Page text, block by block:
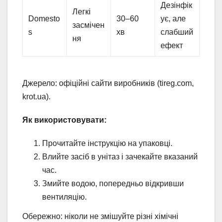
Domesto
s
Легкі
засмічен
ня
30–60
хв
Дезінфік
ує, але
слабший
ефект
Джерело: офіційні сайти виробників (tireg.com,
krot.ua).
Як використовувати:
Прочитайте інструкцію на упаковці.
Влийте засіб в унітаз і зачекайте вказаний
час.
Змийте водою, попередньо відкривши
вентиляцію.
Обережно: ніколи не змішуйте різні хімічні